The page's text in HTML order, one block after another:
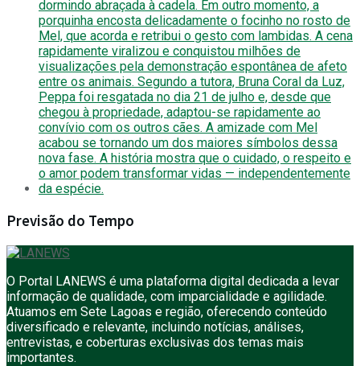
Previsão do Tempo
O Portal LANEWS é uma plataforma digital dedicada a levar
informação de qualidade, com imparcialidade e agilidade.
Atuamos em Sete Lagoas e região, oferecendo conteúdo
diversificado e relevante, incluindo notícias, análises,
entrevistas, e coberturas exclusivas dos temas mais
importantes.